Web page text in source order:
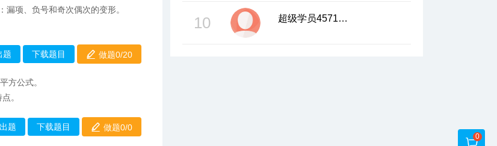
漏项、负号和奇次偶次的变形。
题 下载题目 做题0/20
方公式。
。
题 下载题目 做题0/0
10 超级学员4571183
0